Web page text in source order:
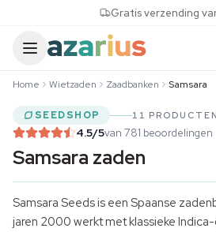
Gratis verzending
Home Wietzaden Zaadbanken Samsara
SEEDSHOP 11 PRODUCTEN
4.5/5van 781 beoordelingen
Samsara zaden
Samsara Seeds is een Spaanse
jaren 2000 werkt met klassieke